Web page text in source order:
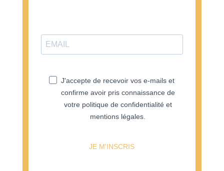
J'accepte de recevoir vos e-mails et
confirme avoir pris connaissance de
votre politique de confidentialité et
mentions légales.
JE M'INSCRIS